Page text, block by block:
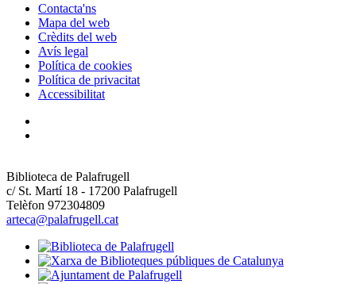
Contacta'ns
Mapa del web
Crèdits del web
Avís legal
Política de cookies
Política de privacitat
Accessibilitat
Biblioteca de Palafrugell
c/ St. Martí 18 - 17200 Palafrugell
Telèfon 972304809
arteca@palafrugell.cat